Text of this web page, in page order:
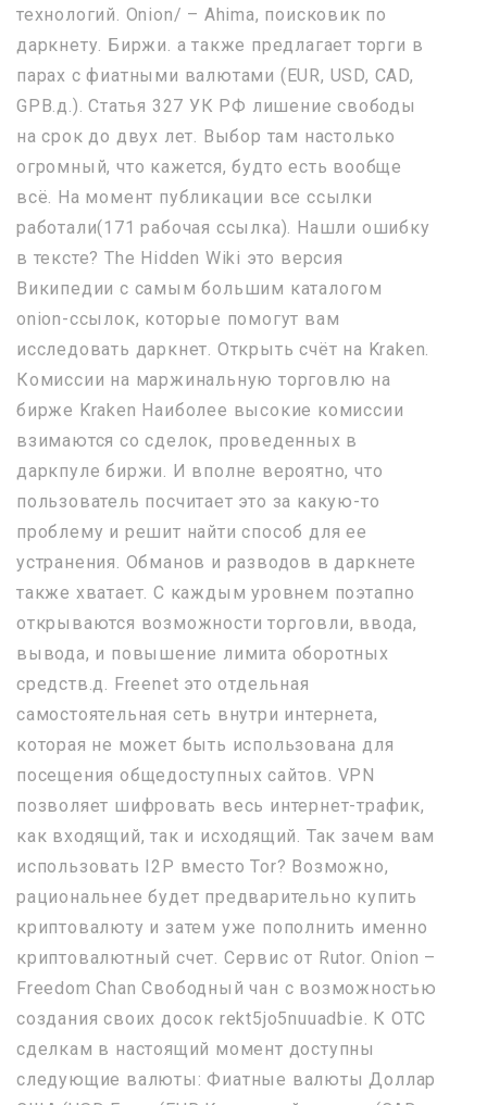
технологий. Onion/ – Ahima, поисковик по
даркнету. Биржи. а также предлагает торги в
парах с фиатными валютами (EUR, USD, CAD,
GPB.д.). Статья 327 УК РФ лишение свободы
на срок до двух лет. Выбор там настолько
огромный, что кажется, будто есть вообще
всё. На момент публикации все ссылки
работали(171 рабочая ссылка). Нашли ошибку
в тексте? The Hidden Wiki это версия
Википедии с самым большим каталогом
onion-ссылок, которые помогут вам
исследовать даркнет. Открыть счёт на Kraken.
Комиссии на маржинальную торговлю на
бирже Kraken Наиболее высокие комиссии
взимаются со сделок, проведенных в
даркпуле биржи. И вполне вероятно, что
пользователь посчитает это за какую-то
проблему и решит найти способ для ее
устранения. Обманов и разводов в даркнете
также хватает. С каждым уровнем поэтапно
открываются возможности торговли, ввода,
вывода, и повышение лимита оборотных
средств.д. Freenet это отдельная
самостоятельная сеть внутри интернета,
которая не может быть использована для
посещения общедоступных сайтов. VPN
позволяет шифровать весь интернет-трафик,
как входящий, так и исходящий. Так зачем вам
использовать I2P вместо Tor? Возможно,
рациональнее будет предварительно купить
криптовалюту и затем уже пополнить именно
криптовалютный счет. Сервис от Rutor. Onion –
Freedom Chan Свободный чан с возможностью
создания своих досок rekt5jo5nuuadbie. К OTC
сделкам в настоящий момент доступны
следующие валюты: Фиатные валюты Доллар